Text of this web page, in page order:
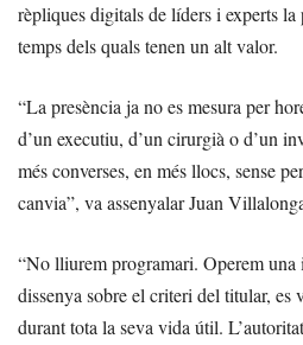
rèpliques digitals de líders i experts
temps dels quals tenen un alt valor.
“La presència ja no es mesura per
d’un executiu, d’un cirurgià o d’un
més converses, en més llocs, sense
canvia”, va assenyalar Juan
“No lliurem programari. Operem una
dissenya sobre el criteri del titular, es
durant tota la seva vida útil.